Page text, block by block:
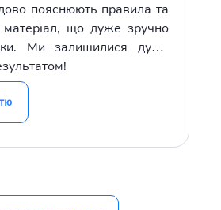
пояснюють правила та
матеріал, що дуже зручно
Ми залишилися дуже